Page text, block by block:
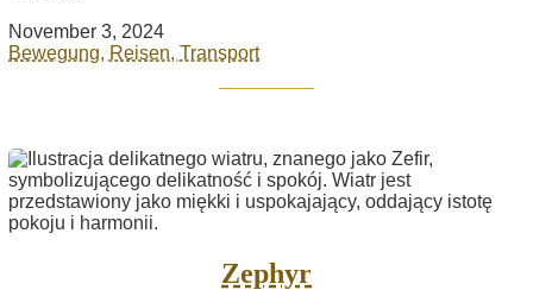
November 3, 2024
Bewegung, Reisen, Transport
Zephyr